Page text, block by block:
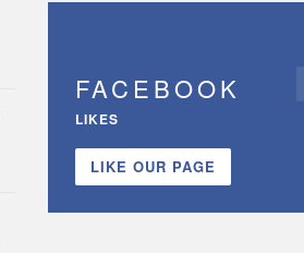
FACEBOOK
LIKES
LIKE OUR PAGE